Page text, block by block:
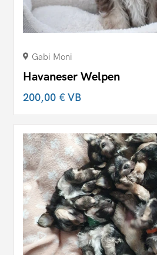
Gabi Moni
Havaneser Welpen
200,00 €VB